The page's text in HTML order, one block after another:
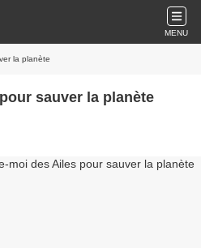
MENU
la planète
sauver la planète